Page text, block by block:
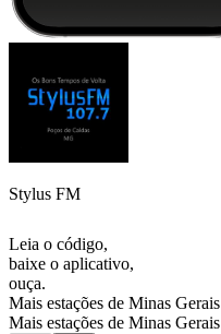
Stylus FM
Leia o código,
baixe o aplicativo,
ouça.
Mais estações de Minas Gerais
Mais estações de Minas Gerais